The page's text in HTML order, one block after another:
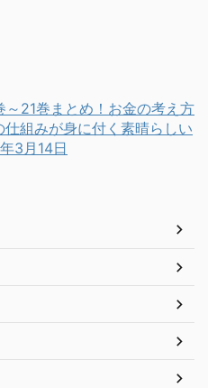
～21巻まとめ！お金の考え方
組みが身に付く素晴らしい
3月14日